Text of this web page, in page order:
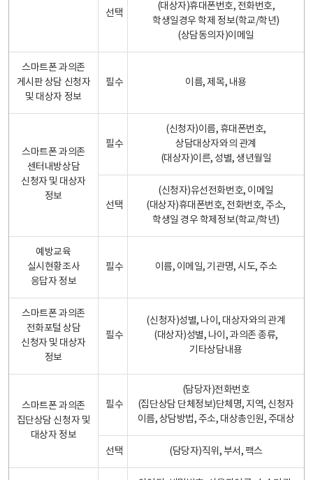
선택
(대상자)휴대폰번호, 전화번호,
학생일경우 학제 정보(학교/학년)
(상담동의자)이메일
스마트폰 과의존
게시판 상담 신청자
및 대상자 정보
필수 이름, 제목, 내용
스마트폰 과의존
센터내방상담
신청자 및 대상자
정보
필수
(신청자)이름, 휴대폰번호,
상담대상자와의 관계
(대상자)이른, 성별, 생년월일
선택
(신청자)유선전화번호, 이메일
(대상자)휴대폰번호, 전화번호, 주소,
학생일 경우 학제정보(학교/학년)
예방교육
실시현황조사
응답자 정보
필수 이름, 이메일, 기관명, 시도, 주소
스마트폰 과의존
전화포털 상담
신청자 및 대상자
정보
필수
(신청자)성별, 나이, 대상자와의 관계
(대상자)성별, 나이, 과의존 종류,
기타상담내용
스마트폰 과의존
집단상담 신청자 및
대상자 정보
필수
(담당자)전화번호
(집단상담 단체정보)단체명, 지역, 신청자
이름, 상담방법, 주소, 대상총인원, 주대상
선택 (담당자)직위, 부서, 팩스